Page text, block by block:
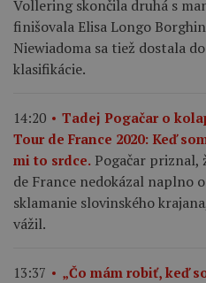
Vollering skončila druhá s
finišovala Elisa Longo
Niewiadoma sa tiež dostala
klasifikácie.
14:20
Tadej Pogačar o
Tour de France 2020: Keď
mi to srdce. Pogačar
de France nedokázal naplno
sklamanie slovinského
vážil.
13:37
„Čo mám robiť, keď